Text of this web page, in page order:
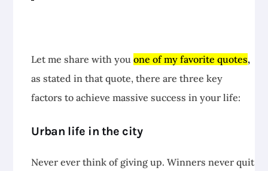
Let me share with youone of my favorite quotes,
as stated in that quote, there are three key
factors to achieve massive success in your life:
Urban life in the city
Never ever think of giving up. Winners never quit